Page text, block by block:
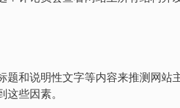
题和说明性文字等内容来推测网站
些因素。